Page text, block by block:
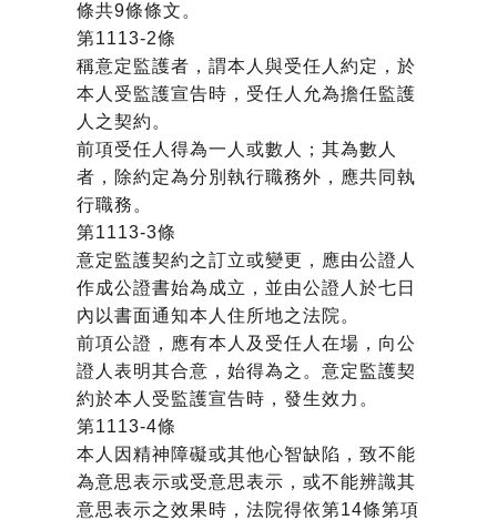
條共9條條文。
第1113-2條
稱意定監護者，謂本人與受任人約定，於
本人受監護宣告時，受任人允為擔任監護
人之契約。
前項受任人得為一人或數人；其為數人
者，除約定為分別執行職務外，應共同執
行職務。
第1113-3條
意定監護契約之訂立或變更，應由公證人
作成公證書始為成立，並由公證人於七日
內以書面通知本人住所地之法院。
前項公證，應有本人及受任人在場，向公
證人表明其合意，始得為之。意定監護契
約於本人受監護宣告時，發生效力。
第1113-4條
本人因精神障礙或其他心智缺陷，致不能
為意思表示或受意思表示，或不能辨識其
意思表示之效果時，法院得依第14條第項